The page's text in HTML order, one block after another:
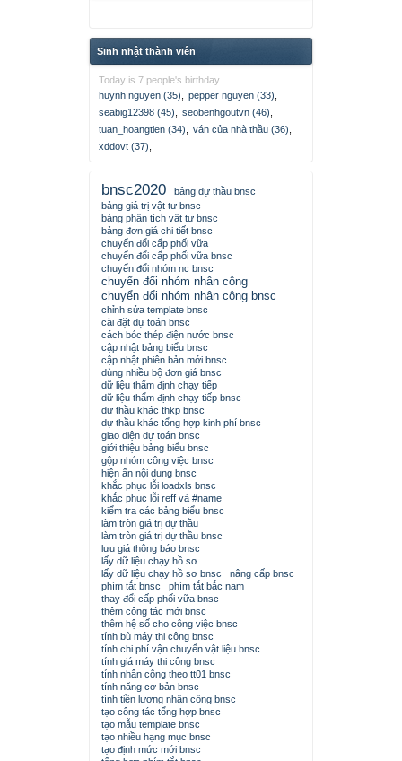
Sinh nhật thành viên
Today is 7 people's birthday.
huynh nguyen (35)
pepper nguyen (33)
seabig12398 (45)
seobenhgoutvn (46)
tuan_hoangtien (34)
ván của nhà thầu (36)
xddovt (37)
bnsc2020
bảng dự thầu bnsc
bảng giá trị vật tư bnsc
bảng phân tích vật tư bnsc
bảng đơn giá chi tiết bnsc
chuyển đổi cấp phối vữa
chuyển đổi cấp phối vữa bnsc
chuyển đổi nhóm nc bnsc
chuyển đổi nhóm nhân công
chuyển đổi nhóm nhân công bnsc
chỉnh sửa template bnsc
cài đặt dự toán bnsc
cách bóc thép điện nước bnsc
cập nhật bảng biểu bnsc
cập nhật phiên bản mới bnsc
dùng nhiều bộ đơn giá bnsc
dữ liệu thẩm định chạy tiếp
dữ liệu thẩm định chạy tiếp bnsc
dự thầu khác thkp bnsc
dự thầu khác tổng hợp kinh phí bnsc
giao diện dự toán bnsc
giới thiệu bảng biểu bnsc
gộp nhóm công việc bnsc
hiện ẩn nội dung bnsc
khắc phục lỗi loadxls bnsc
khắc phục lỗi reff và #name
kiểm tra các bảng biểu bnsc
làm tròn giá trị dự thầu
làm tròn giá trị dự thầu bnsc
lưu giá thông báo bnsc
lấy dữ liệu chạy hồ sơ
lấy dữ liệu chạy hồ sơ bnsc
nâng cấp bnsc
phím tắt bnsc
phím tắt bắc nam
thay đổi cấp phối vữa bnsc
thêm công tác mới bnsc
thêm hệ số cho công việc bnsc
tính bù máy thi công bnsc
tính chi phí vận chuyển vật liệu bnsc
tính giá máy thi công bnsc
tính nhân công theo tt01 bnsc
tính năng cơ bản bnsc
tính tiền lương nhân công bnsc
tạo công tác tổng hợp bnsc
tạo mẫu template bnsc
tạo nhiều hạng mục bnsc
tạo định mức mới bnsc